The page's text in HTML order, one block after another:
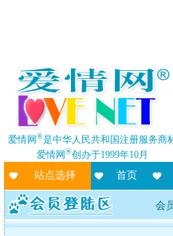
爱情网®是中华人民共和国注册服务商
爱情网®创办于1999年10月
站点选择 首页
会